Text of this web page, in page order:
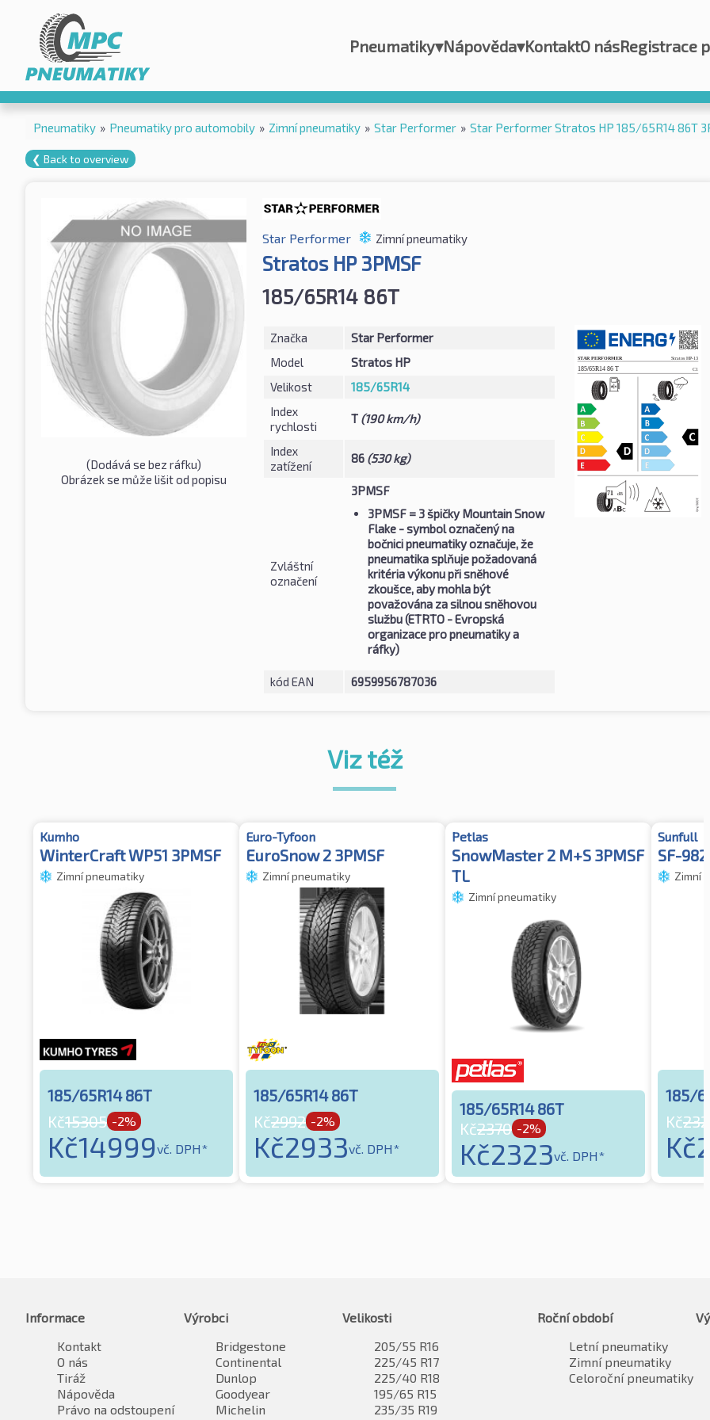
Pneumatiky▾Nápověda▾KontaktO násRegistrace
Pneumatiky » Pneumatiky pro automobily » Zimní pneumatiky » Star Performer » Star Performer Stratos HP 185/65R14 86T
❮ Back to overview
(Dodává se bez ráfku)
Obrázek se může lišit od popisu
Star Performer Zimní pneumatiky
Stratos HP 3PMSF
185/65R14 86T
Značka
Star Performer
Model
Stratos HP
Velikost
185/65R14
Index
rychlosti
T (190 km/h)
Index
zatížení
86 (530 kg)
Zvláštní
označení
3PMSF
3PMSF= 3 špičky Mountain Snow
Flake - symbol označený na
bočnici pneumatiky označuje, že
pneumatika splňuje požadovaná
kritéria výkonu při sněhové
zkoušce, aby mohla být
považována za silnou sněhovou
službu (ETRTO - Evropská
organizace pro pneumatiky a
ráfky)
kód EAN 6959956787036
Viz též
Kumho
WinterCraft WP51 3PMSF
Zimní pneumatiky
185/65R14 86T
Kč15305 -2%
Kč14999vč. DPH*
Euro-Tyfoon
EuroSnow 2 3PMSF
Zimní pneumatiky
185/65R14 86T
Kč2992 -2%
Kč2933vč. DPH*
Petlas
SnowMaster 2 M+S 3PMSF
TL
Zimní pneumatiky
185/65R14 86T
Kč2370 -2%
Kč2323vč. DPH*
Sunfull
SF-982
Zimní
185/
Kč2327
Kč
Informace
Kontakt
O nás
Tiráž
Nápověda
Právo na odstoupení
Výrobci
Bridgestone
Continental
Dunlop
Goodyear
Michelin
Velikosti
205/55 R16
225/45 R17
225/40 R18
195/65 R15
235/35 R19
Roční období
Letní pneumatiky
Zimní pneumatiky
Celoroční pneumatiky